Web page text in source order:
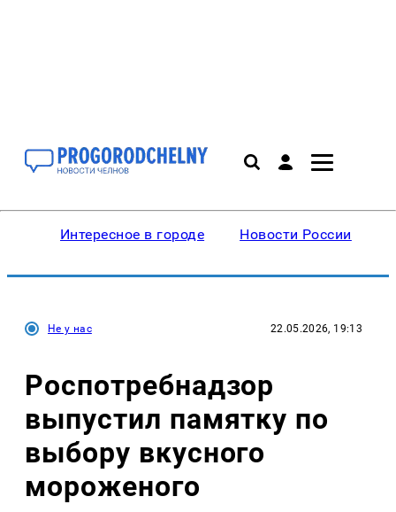
Интересное в городе Новости России
Не у нас 22.05.2026, 19:13
Роспотребнадзор
выпустил памятку по
выбору вкусного
мороженого